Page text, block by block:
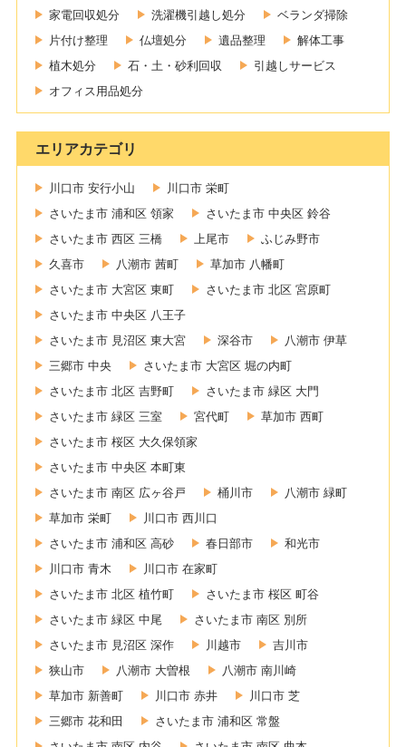
家電回収処分
洗濯機引越し処分
ベランダ掃除
片付け整理
仏壇処分 遺品整理
解体工事
植木処分
石・土・砂利回収
引越しサービス
オフィス用品処分
エリアカテゴリ
川口市 安行小山
川口市 栄町
さいたま市 浦和区 領家
さいたま市 中央区 鈴谷
さいたま市 西区 三橋
上尾市
ふじみ野市
久喜市
八潮市 茜町
草加市 八幡町
さいたま市 大宮区 東町
さいたま市 北区 宮原町
さいたま市 中央区 八王子
さいたま市 見沼区 東大宮
深谷市
八潮市 伊草
三郷市 中央
さいたま市 大宮区 堀の内町
さいたま市 北区 吉野町
さいたま市 緑区 大門
さいたま市 緑区 三室
宮代町
草加市 西町
さいたま市 桜区 大久保領家
さいたま市 中央区 本町東
さいたま市 南区 広ヶ谷戸
桶川市
八潮市 緑町
草加市 栄町
川口市 西川口
さいたま市 浦和区 高砂
春日部市
和光市
川口市 青木
川口市 在家町
さいたま市 北区 植竹町
さいたま市 桜区 町谷
さいたま市 緑区 中尾
さいたま市 南区 別所
さいたま市 見沼区 深作
川越市
吉川市
狭山市
八潮市 大曽根
八潮市 南川崎
草加市 新善町
川口市 赤井
川口市 芝
三郷市 花和田
さいたま市 浦和区 常盤